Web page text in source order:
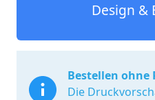
Design &
Bestellen ohne
Die